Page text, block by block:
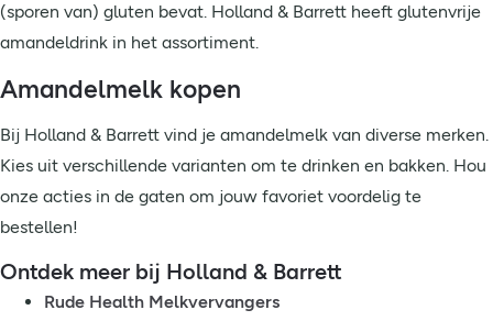
(sporen van) gluten bevat. Holland & Barrett heeft glutenvrije
amandeldrink in het assortiment.
Amandelmelk kopen
Bij Holland & Barrett vind je amandelmelk van diverse merken.
Kies uit verschillende varianten om te drinken en bakken. Hou
onze acties in de gaten om jouw favoriet voordelig te
bestellen!
Ontdek meer bij Holland & Barrett
Rude Health Melkvervangers